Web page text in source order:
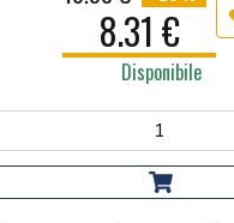
8.31 €
Disponibile